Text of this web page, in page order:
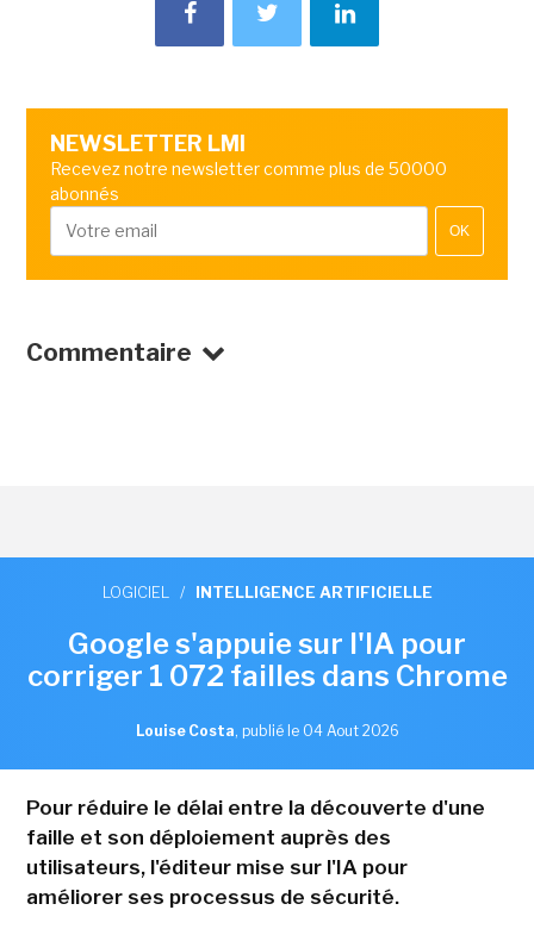
NEWSLETTER LMI
Recevez notre newsletter comme plus de 50000
abonnés
OK
Commentaire
LOGICIEL / INTELLIGENCE ARTIFICIELLE
Google s'appuie sur l'IA pour
corriger 1 072 failles dans Chrome
Louise Costa, publié le 04 Aout 2026
Pour réduire le délai entre la découverte d'une
faille et son déploiement auprès des
utilisateurs, l'éditeur mise sur l'IA pour
améliorer ses processus de sécurité.